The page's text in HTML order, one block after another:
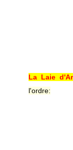
La Laie
l'ordre: